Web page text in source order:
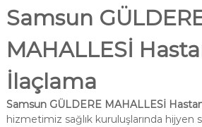
Samsun
MAHALLESİ
İlaçlama
Samsun GÜLDERE MAHALLESİ
hizmetimiz sağlık kuruluşlarında hijyen